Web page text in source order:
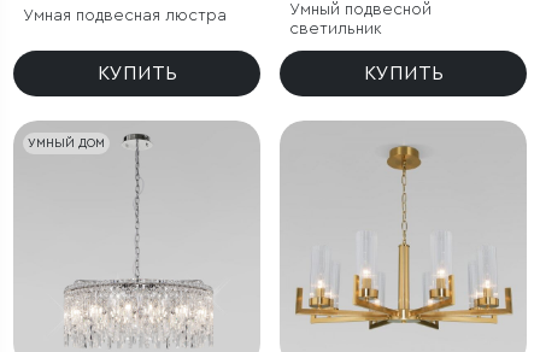
Умная подвесная люстра
КУПИТЬ
Умный подвесной
светильник
КУПИТЬ
УМНЫЙ ДОМ